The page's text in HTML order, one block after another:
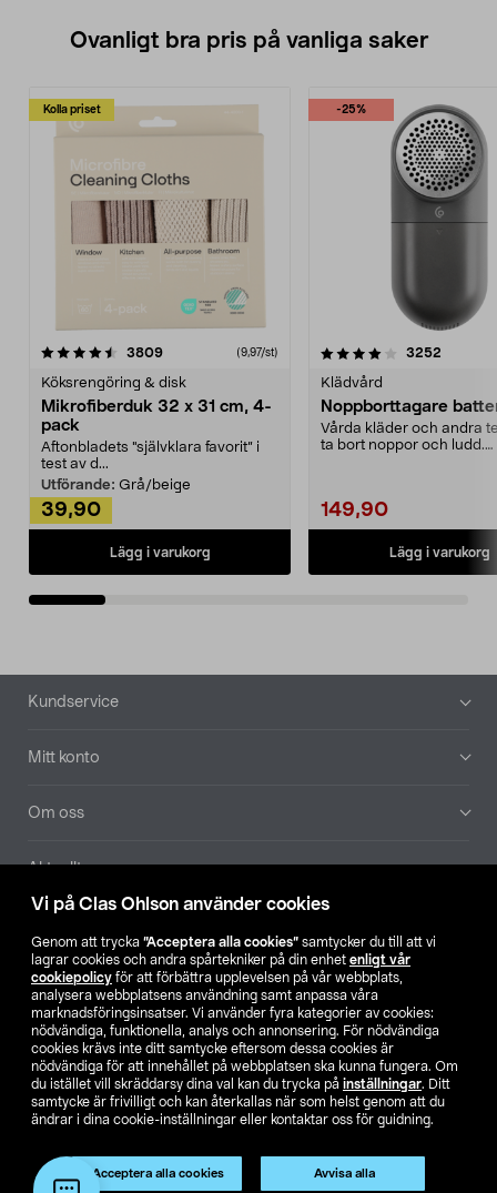
Vi på Clas Ohlson använder cookies
Genom att trycka ”Acceptera alla cookies” samtycker du till att vi
lagrar cookies och andra spårtekniker på din enhet enligt vår
cookiepolicy för att förbättra upplevelsen på vår webbplats,
analysera webbplatsens användning samt anpassa våra
marknadsföringsinsatser. Vi använder fyra kategorier av cookies:
nödvändiga, funktionella, analys och annonsering. För nödvändiga
cookies krävs inte ditt samtycke eftersom dessa cookies är
nödvändiga för att innehållet på webbplatsen ska kunna fungera. Om
du istället vill skräddarsy dina val kan du trycka på inställningar. Ditt
samtycke är frivilligt och kan återkallas när som helst genom att du
ändrar i dina cookie-inställningar eller kontaktar oss för guidning.
Acceptera alla cookies Avvisa alla
Ovanligt bra pris på vanliga saker
Kolla priset
3809recensioner (9,97/st)
Köksrengöring & disk
Mikrofiberduk 32 x 31 cm, 4-
pack
Aftonbladets "självklara favorit” i
test av d...
Utförande: Grå/beige
39,90
Lägg i varukorg
-25%
4.0av 5 stjärnor 3252
Klädvård
Noppborttagare
Vårda kläder och andra
ta bort noppor och ludd.
149,90
Lägg i varukorg
4.5av 5 stjärnor
Sidfot
Kundservice
Mitt konto
Om oss
Aktuellt
Hitta butik
SE NO FI
Köpvillkor Privacy statement Klubbvillkor För företag